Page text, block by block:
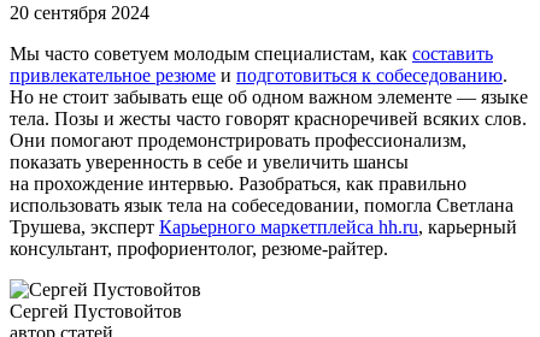
20 сентября 2024
Мы часто советуем молодым специалистам, как составить
привлекательное резюме и подготовиться к собеседованию.
Но не стоит забывать еще об одном важном элементе — языке
тела. Позы и жесты часто говорят красноречивей всяких слов.
Они помогают продемонстрировать профессионализм,
показать уверенность в себе и увеличить шансы
на прохождение интервью. Разобраться, как правильно
использовать язык тела на собеседовании, помогла Светлана
Трушева, эксперт Карьерного маркетплейса hh.ru, карьерный
консультант, профориентолог, резюме-райтер.
Сергей Пустовойтов
автор статей